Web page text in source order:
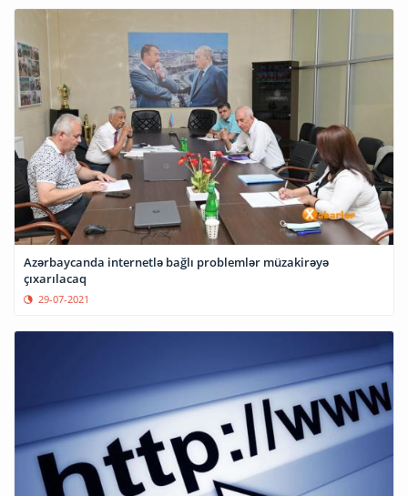
Azərbaycanda internetlə bağlı problemlər müzakirəyə
çıxarılacaq
29-07-2021